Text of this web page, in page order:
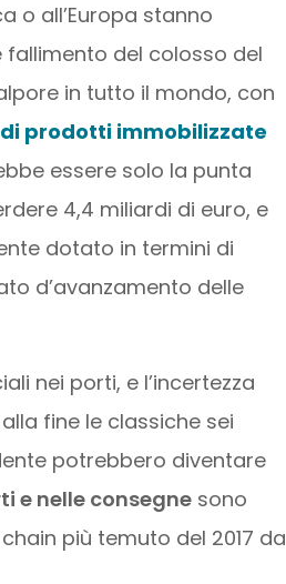
o all’Europa stanno
fallimento del colosso del
in tutto il mondo, con
prodotti immobilizzate
essere solo la punta
4,4 miliardi di euro, e
dotato in termini di
d’avanzamento delle
nei porti, e l’incertezza
fine le classiche sei
potrebbero diventare
e nelle consegnesono
più temuto del 2017 da